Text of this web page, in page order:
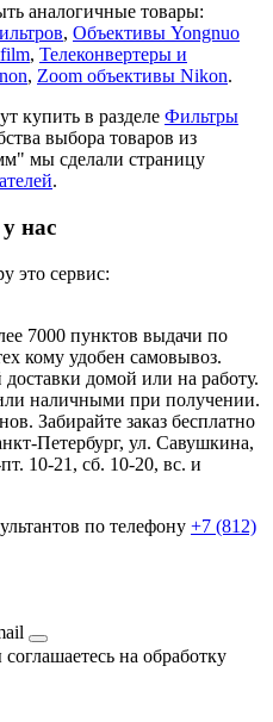
аналогичные товары:
, Объективы Yongnuo
, Телеконвертеры и
, Zoom объективы Nikon.
купить в разделе Фильтры
выбора товаров из
мы сделали страницу
.
нас
это сервис:
7000 пунктов выдачи по
кому удобен самовывоз.
домой или на работу.
наличными при получении.
Забирайте заказ бесплатно
Петербург, ул. Савушкина,
10-21, cб. 10-20, вс. и
по телефону +7 (812)
на обработку